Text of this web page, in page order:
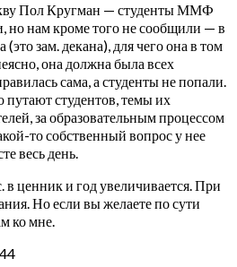
Пол Кругман — студенты ММФ
но нам кроме того не сообщили — в
зам. декана), для чего она в том
она должна была всех
сама, а студенты не попали.
путают студентов, темы их
за образовательным процессом
то собственный вопрос у нее
весь день.
в ценник и год увеличивается. При
Но если вы желаете по сути
ко мне.